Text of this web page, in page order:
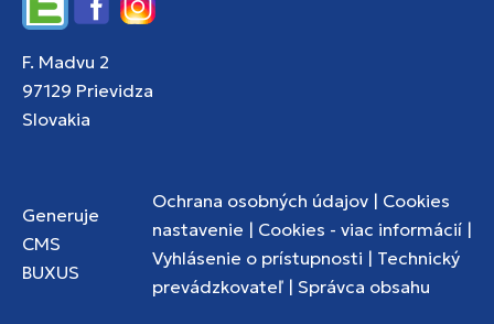
EdupageFacebookInstagram
F. Madvu 2
97129 Prievidza
Slovakia
Generuje
CMS
BUXUS
Ochrana osobných údajov | Cookies
nastavenie | Cookies - viac informácií |
Vyhlásenie o prístupnosti | Technický
prevádzkovateľ | Správca obsahu